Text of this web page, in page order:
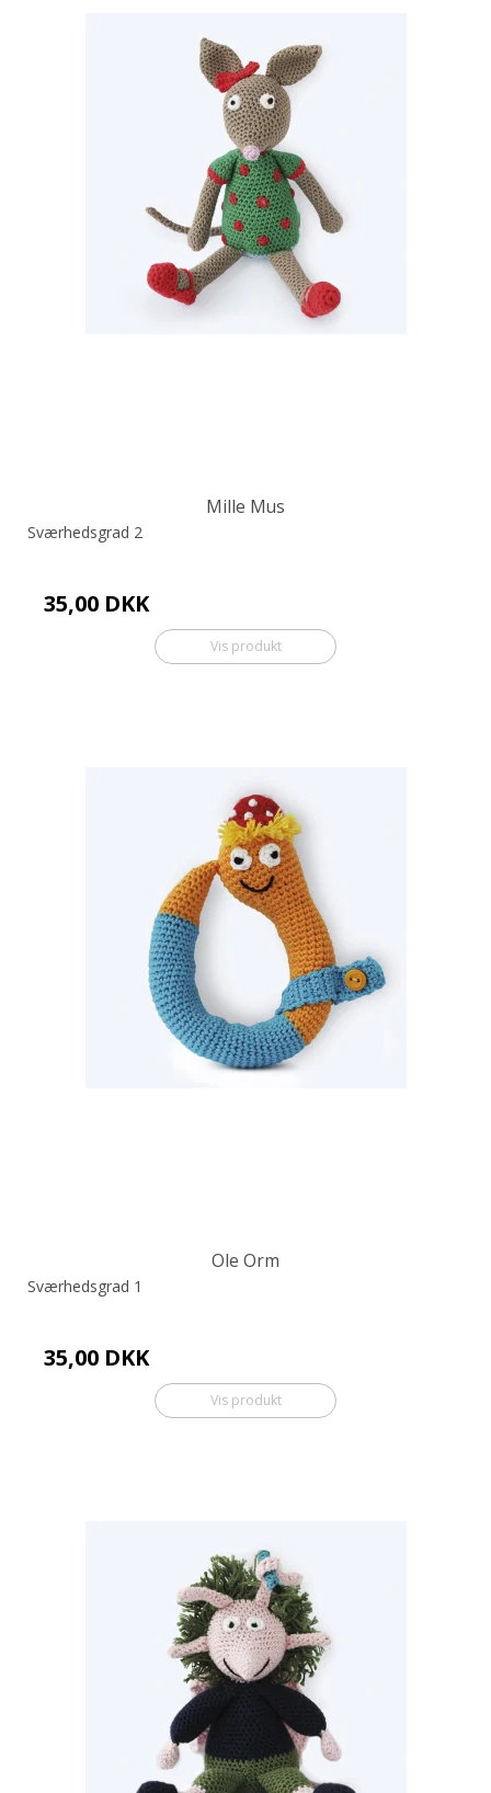
Mille Mus
Sværhedsgrad 2
35,00 DKK
Vis produkt
Ole Orm
Sværhedsgrad 1
35,00 DKK
Vis produkt